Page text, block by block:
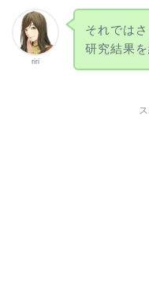
riri
それでは
研究結果